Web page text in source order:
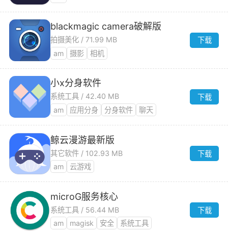
blackmagic camera破解版
拍摄美化 / 71.99 MB
am
摄影 相机
下载
小x分身软件
系统工具 / 42.40 MB
am
应用分身 分身软件 聊天
下载
鲸云漫游最新版
其它软件 / 102.93 MB
am
云游戏
下载
microG服务核心
系统工具 / 56.44 MB
am
magisk 安全 系统工具
下载